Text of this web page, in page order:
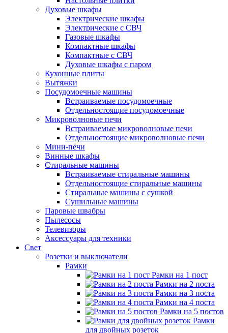
Духовые шкафы
Электрические шкафы
Электрические с СВЧ
Газовые шкафы
Компактные шкафы
Компактные с СВЧ
Духовые шкафы с паром
Кухонные плиты
Вытяжки
Посудомоечные машины
Встраиваемые посудомоечные
Отдельностоящие посудомоечные
Микроволновые печи
Встраиваемые микроволновые печи
Отдельностоящие микроволновые печи
Мини-печи
Винные шкафы
Стиральные машины
Встраиваемые стиральные машины
Отдельностоящие стиральные машины
Стиральные машины с сушкой
Сушильные машины
Паровые швабры
Пылесосы
Телевизоры
Аксессуары для техники
Свет
Розетки и выключатели
Рамки
Рамки на 1 пост
Рамки на 2 поста
Рамки на 3 поста
Рамки на 4 поста
Рамки на 5 постов
Рамки
для двойных розеток